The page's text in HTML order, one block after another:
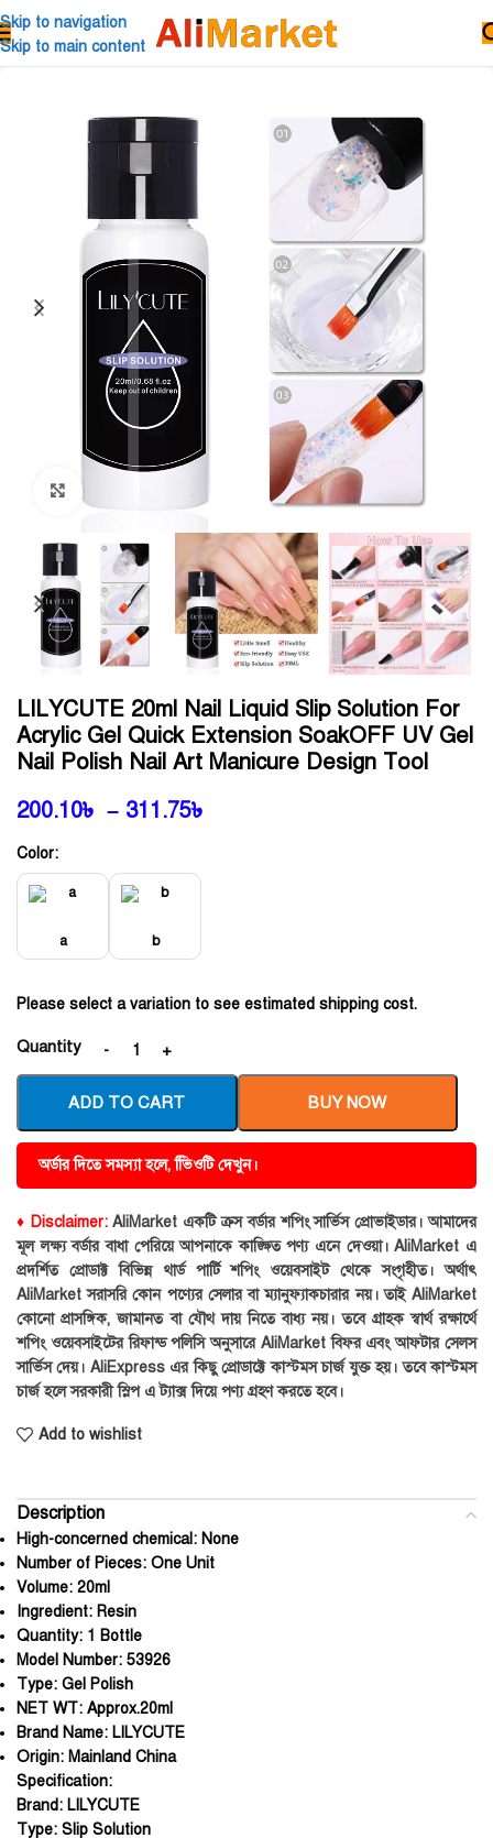
Skip to navigation
Skip to main content
Click to enlarge
LILYCUTE 20ml Nail Liquid Slip Solution For
Acrylic Gel Quick Extension SoakOFF UV Gel
Nail Polish Nail Art Manicure Design Tool
200.10৳ – 311.75৳
Color:
a b
Please select a variation to see estimated shipping cost.
Quantity
ADD TO CART BUY NOW
অর্ডার দিতে সমস্যা হলে, ভিিওটি দেখুন।
♦ Disclaimer:AliMarket একটি ক্রস বর্ডার শপিং সার্ভিস প্রোভাইডার। আমাদের
মূল লক্ষ্য বর্ডার বাধা পেরিয়ে আপনাকে কাঙ্ক্ষিত পণ্য এনে দেওয়া। AliMarket এ
প্রদর্শিত প্রোডাক্ট বিভিন্ন থার্ড পার্টি শপিং ওয়েবসাইট থেকে সংগৃহীত। অর্থাৎ
AliMarket সরাসরি কোন পণ্যের সেলার বা ম্যানুফ্যাকচারার নয়। তাই AliMarket
কোনো প্রাসঙ্গিক, জামানত বা যৌথ দায় নিতে বাধ্য নয়। তবে গ্রাহক স্বার্থ রক্ষার্থে
শপিং ওয়েবসাইটের রিফান্ড পলিসি অনুসারে AliMarket বিফর এবং আফটার সেলস
সার্ভিস দেয়। AliExpress এর কিছু প্রোডাক্টে কাস্টমস চার্জ যুক্ত হয়। তবে কাস্টমস
চার্জ হলে সরকারী স্লিপ এ ট্যাক্স দিয়ে পণ্য গ্রহণ করতে হবে।
Add to wishlist
Description
High-concerned chemical: None
Number of Pieces: One Unit
Volume: 20ml
Ingredient: Resin
Quantity: 1 Bottle
Model Number: 53926
Type: Gel Polish
NET WT: Approx.20ml
Brand Name: LILYCUTE
Origin: Mainland China
Specification:
Brand: LILYCUTE
Type: Slip Solution